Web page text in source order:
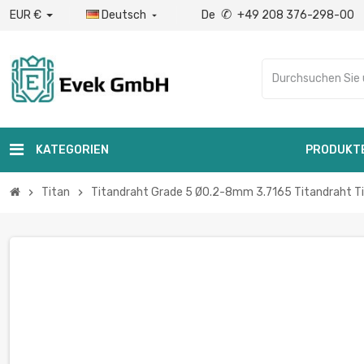
EUR € Deutsch  De ✆ +49 208 376-298-00
KATEGORIEN
chevron_right Titan chevron_right Titandraht Grade 5 Ø0.2-8mm 3.7165 Titandraht